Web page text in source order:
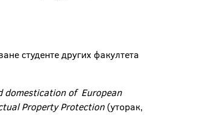
студенте других факултета
domestication of European
Property Protection(уторак,